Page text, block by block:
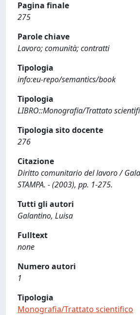
Pagina finale
275
Parole chiave
Lavoro; comunità; contratti
Tipologia
info:eu-repo/semantics/book
Tipologia
LIBRO::Monografia/Trattato
Tipologia sito docente
276
Citazione
Diritto comunitario del lavoro /
STAMPA. - (2003), pp. 1-275.
Tutti gli autori
Galantino, Luisa
Fulltext
none
Numero autori
1
Tipologia
Monografia/Trattato scientifico